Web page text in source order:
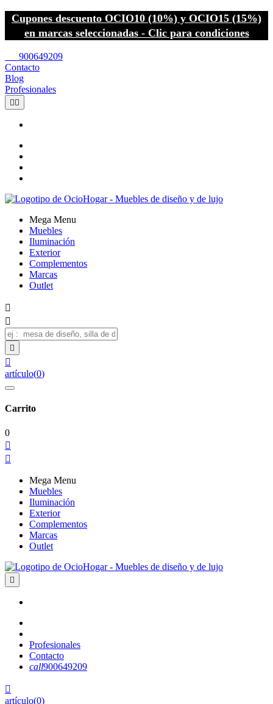
Cupones descuento OCIO10 (10%) y OCIO15 (15%)
en marcas seleccionadas - Clic para condiciones
900649209
Contacto
Blog
Profesionales
 
Mega Menu
Muebles
Iluminación
Exterior
Complementos
Marcas
Outlet




artículo(0)
Carrito
0


Mega Menu
Muebles
Iluminación
Exterior
Complementos
Marcas
Outlet

Profesionales
Contacto
call900649209

artículo(0)